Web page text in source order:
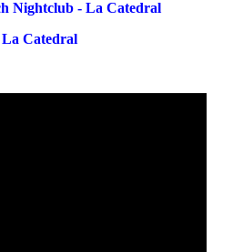
La Catedral